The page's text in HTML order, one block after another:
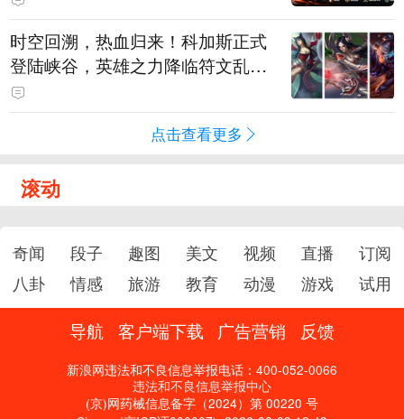
时空回溯，热血归来！科加斯正式
登陆峡谷，英雄之力降临符文乱
斗！
点击查看更多
滚动
奇闻 段子 趣图 美文 视频 直播
订阅
八卦
情感 旅游 教育 动漫 游戏 试用
导航 客户端下载 广告营销 反馈
新浪网违法和不良信息举报电话：400-052-0066
违法和不良信息举报中心
(京)网药械信息备字（2024）第 00220 号